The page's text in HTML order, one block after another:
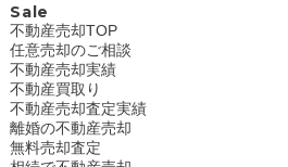
Sale
不動産売却TOP
任意売却のご相談
不動産売却実績
不動産買取り
不動産売却査定実績
離婚の不動産売却
無料売却査定